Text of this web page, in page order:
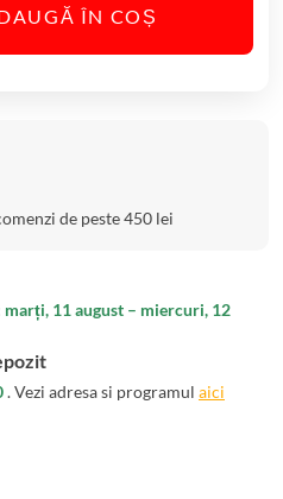
ÎN COȘ
de peste 450 lei
marți, 11 august – miercuri, 12
. Vezi adresa si programul aici